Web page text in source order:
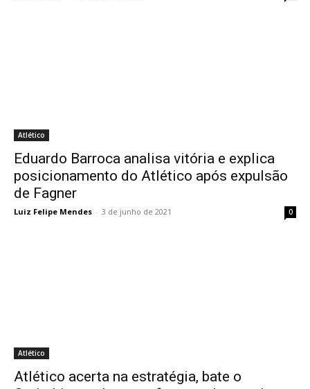
Atlético
Eduardo Barroca analisa vitória e explica
posicionamento do Atlético após expulsão
de Fagner
Luiz Felipe Mendes - 3 de junho de 2021 0
Atlético
Atlético acerta na estratégia, bate o